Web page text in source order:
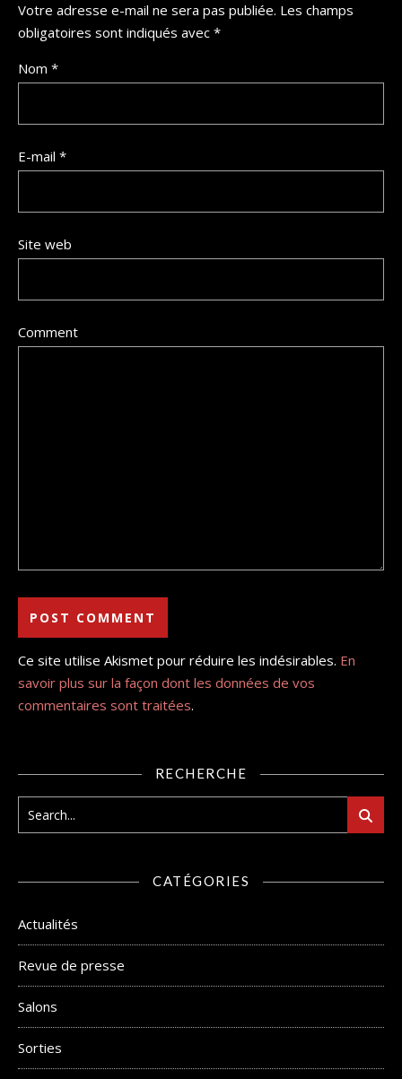
Votre adresse e-mail ne sera pas publiée. Les champs
obligatoires sont indiqués avec *
Nom *
E-mail *
Site web
Comment
Ce site utilise Akismet pour réduire les indésirables. En
savoir plus sur la façon dont les données de vos
commentaires sont traitées.
RECHERCHE
CATÉGORIES
Actualités
Revue de presse
Salons
Sorties